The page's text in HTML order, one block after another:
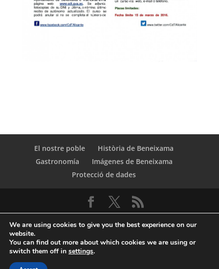
El nostre poble
Història de Beneixama
Gastronomía
Imágenes de Beneixama
Protecció de dades
© Copyright Servicio de Informática y
We are using cookies to give you the best experience on our
website.
You can find out more about which cookies we are using or
switch them off in settings.